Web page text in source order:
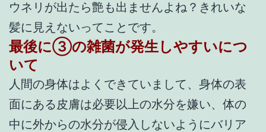
ウネリが出たら艶も出ませんよね？きれいな
髪に見えないってことです。
最後に③の雑菌が発生しやすいにつ
いて
人間の身体はよくできていまして、身体の表
面にある皮膚は必要以上の水分を嫌い、体の
中に外からの水分が侵入しないようにバリア